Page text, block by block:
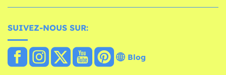
SUIVEZ-NOUS SUR:
Blog